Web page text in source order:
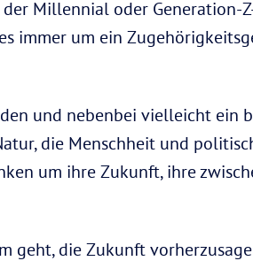
Millennial oder Generation-
immer um ein
und nebenbei vielleicht ein
die Menschheit und
um ihre Zukunft, ihre
geht, die Zukunft